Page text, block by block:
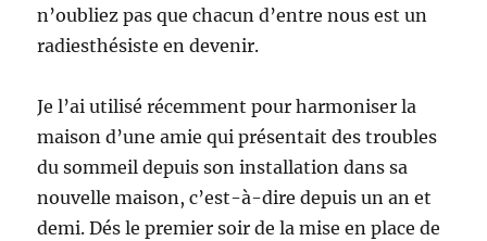
n’oubliez pas que chacun d’entre nous est un
radiesthésiste en devenir.
Je l’ai utilisé récemment pour harmoniser la
maison d’une amie qui présentait des troubles
du sommeil depuis son installation dans sa
nouvelle maison, c’est-à-dire depuis un an et
demi. Dés le premier soir de la mise en place de